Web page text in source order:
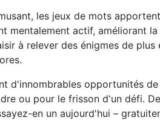
les jeux de mots
mentalement actif, améliorant
à relever des énigmes de
d'innombrables opportunités
ou pour le frisson d'un défi.
en un aujourd'hui –